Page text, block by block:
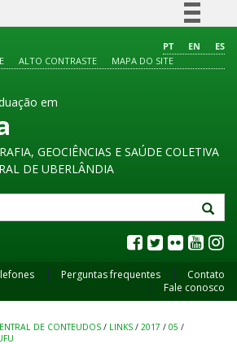
Comunica BR
PT EN
ES
ALTO CONTRASTE MAPA DO SITE
em
GEOCIÊNCIAS E SAÚDE COLETIVA
DE UBERLÂNDIA
Perguntas frequentes
Contato
Fale conosco
DE CONTEUDOS / LINKS / 2017 / 05 /